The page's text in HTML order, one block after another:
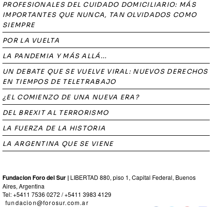
PROFESIONALES DEL CUIDADO DOMICILIARIO: MÁS
IMPORTANTES QUE NUNCA, TAN OLVIDADOS COMO
SIEMPRE
POR LA VUELTA
LA PANDEMIA Y MÁS ALLÁ...
UN DEBATE QUE SE VUELVE VIRAL: NUEVOS DERECHOS
EN TIEMPOS DE TELETRABAJO
¿EL COMIENZO DE UNA NUEVA ERA?
DEL BREXIT AL TERRORISMO
LA FUERZA DE LA HISTORIA
LA ARGENTINA QUE SE VIENE
Fundacion Foro del Sur | LIBERTAD 880, piso 1, Capital Federal, Buenos
Aires, Argentina
Tel: +5411 7536 0272 / +5411 3983 4129
fundacion@forosur.com.ar